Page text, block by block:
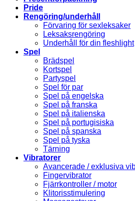
Pride
Rengöring/underhåll
Förvaring för sexleksaker
Leksaksrengöring
Underhåll för din fleshlight
Spel
Brädspel
Kortspel
Partyspel
Spel för par
Spel på engelska
Spel på franska
Spel på italienska
Spel på portugisiska
Spel på spanska
Spel på tyska
Tärning
Vibratorer
Avancerade / exklusiva
Fingervibrator
Fjärrkontroller / motor
Klitorisstimulering